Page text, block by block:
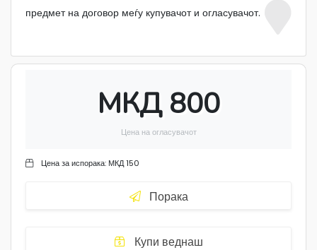
предмет на договор меѓу купувачот и огласувачот.
МКД 800
Цена на огласувачот
Цена за испорака: МКД 150
Порака
Купи веднаш